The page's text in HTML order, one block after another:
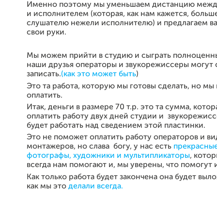
Именно поэтому мы уменьшаем дистанцию
и исполнителем (которая, как нам кажется,
слушателю нежели исполнителю) и предлагаем
свои руки.
Мы можем прийти в студию и сыграть
наши друзья операторы и звукорежиссеры могут
записать.(как это может быть)
Это та работа, которую мы готовы сделать, но
оплатить.
Итак, деньги в размере 70 т.р. это та сумма,
оплатить работу двух дней студии и
будет работать над сведением этой пластинки.
Это не поможет оплатить работу операторов и
монтажеров, но слава богу, у нас есть
фотографы, художники и мультипликаторы,
всегда нам помогают и, мы уверены, что помогут
Как только работа будет закончена она будет
как мы это делали всегда.